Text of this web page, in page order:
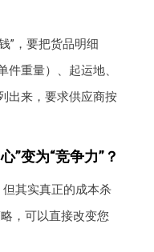
”，要把货品明细
件重量）、起运地、
出来，要求供应商按
”变为“竞争力”？
其实真正的成本杀
，可以直接改变您